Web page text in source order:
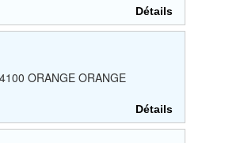
Détails
ORANGE ORANGE
Détails